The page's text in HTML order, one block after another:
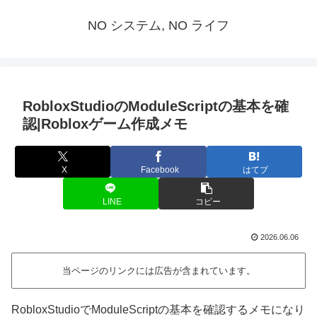
NO システム, NO ライフ
RobloxStudioのModuleScriptの基本を確
認|Robloxゲーム作成メモ
X Facebook はてブ
LINE コピー
2026.06.06
当ページのリンクには広告が含まれています。
RobloxStudioでModuleScriptの基本を確認するメモになり